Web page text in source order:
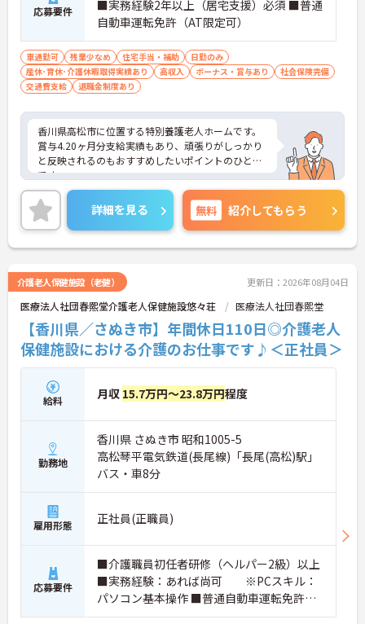
応募要件
■実務経験2年以上（居宅支援）必須 ■普通
自動車運転免許（AT限定可）
車通勤可 残業少なめ 住宅手当・補助
日勤のみ
産休･育休･介護休暇取得実績あり
高収入 ボーナス・賞与あり
社会保険完備
交通費支給
退職金制度あり
香川県高松市に位置する特別養護老人ホームです。
賞与4.20ヶ月分支給実績もあり、頑張りがしっかり
と反映されるのもおすすめしたいポイントのひとつ
です。
固定のお休みもあるのでプライベートの予定も立て
やすい環境です。
ご興味をお持ちの方はお気軽にお問い合わせくださ
い。
詳細を見る 無料 紹介してもらう
介護老人保健施設（老健） 更新日：2026年08月04日
医療法人社団春熙堂介護老人保健施設悠々荘 医療法人社団春熙堂
【香川県／さぬき市】年間休日110日◎介護老人
保健施設における介護のお仕事です♪＜正社員＞
給料 月収 15.7万円～23.8万円程度
勤務地
香川県 さぬき市 昭和1005-5
高松琴平電気鉄道(長尾線)「長尾(高松)駅」
バス・車8分
雇用形態 正社員(正職員)
応募要件
■介護職員初任者研修（ヘルパー2級）以上
■実務経験：あれば尚可 ※PCスキル：
パソコン基本操作 ■普通自動車運転免許（A
T限定可）：あれば尚可